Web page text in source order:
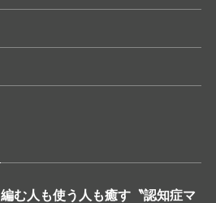
編む人も使う人も癒す〝認知症マ